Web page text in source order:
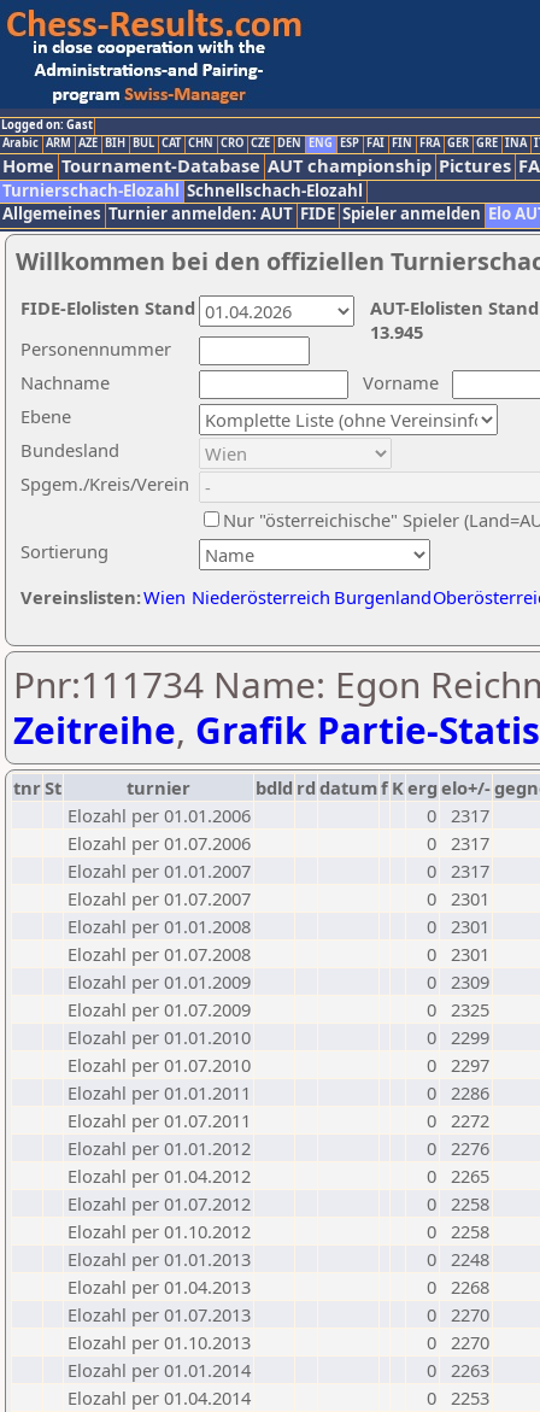
Logged on: Gast
Arabic ARM AZE BIH BUL CAT CHN CRO CZE DEN ENG ESP FAI FIN FRA GER GRE INA
Home Tournament-Database AUT championship Pictures
Turnierschach-Elozahl Schnellschach-Elozahl
Allgemeines Turnier anmelden: AUT FIDE Spieler anmelden Elo
Willkommen bei den offiziellen
Nachname
Vorname
Ebene
Sortierung
Personennummer
Bundesland
Spgem./Kreis/Verein
Nur "österreichische" Spieler
Vereinslisten:Wien Niederösterreich Burgenland
AUT-Elolisten
13.945
FIDE-Elolisten Stand
Pnr:111734 Name: Egon
Zeitreihe, Grafik Partie-
tnrSt turnier bdld rd datumf Kerg elo+/-
Elozahl per 01.01.2006
0 2317
Elozahl per 01.07.2006
0 2317
Elozahl per 01.01.2007
0 2317
Elozahl per 01.07.2007
0 2301
Elozahl per 01.01.2008
0 2301
Elozahl per 01.07.2008
0 2301
Elozahl per 01.01.2009
0 2309
Elozahl per 01.07.2009
0 2325
Elozahl per 01.01.2010
0 2299
Elozahl per 01.07.2010
0 2297
Elozahl per 01.01.2011
0 2286
Elozahl per 01.07.2011
0 2272
Elozahl per 01.01.2012
0 2276
Elozahl per 01.04.2012
0 2265
Elozahl per 01.07.2012
0 2258
Elozahl per 01.10.2012
0 2258
Elozahl per 01.01.2013
0 2248
Elozahl per 01.04.2013
0 2268
Elozahl per 01.07.2013
0 2270
Elozahl per 01.10.2013
0 2270
Elozahl per 01.01.2014
0 2263
Elozahl per 01.04.2014
0 2253